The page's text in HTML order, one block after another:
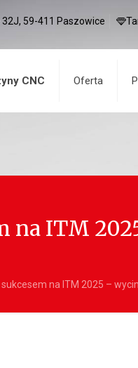
59-411 Paszowice
CNC Oferta
na ITM
na ITM 2025 –